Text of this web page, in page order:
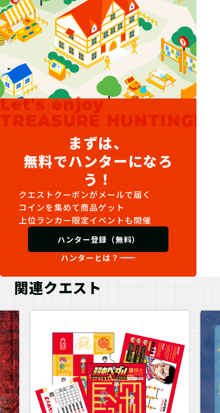
Let's enjoy
TREASURE HUNTING!
まずは、
無料でハンターになろ
う！
クエストクーポンがメールで届く
コインを集めて商品ゲット
上位ランカー限定イベントも開催
ハンター登録（無料）
ハンターとは？
関連クエスト